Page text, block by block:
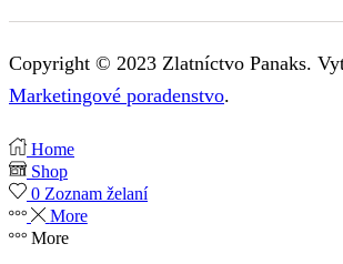
Copyright © 2023 Zlatníctvo Panaks.
Marketingové poradenstvo.
Home
Shop
0 Zoznam želaní
More
More